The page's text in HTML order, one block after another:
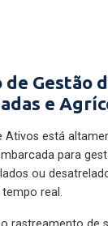
de Gestão
e
Ativos está
para
ou
real.